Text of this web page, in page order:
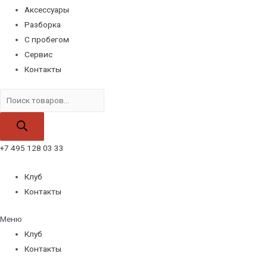
Аксессуары
Разборка
С пробегом
Сервис
Контакты
товаров
+7 495 128 03 33
Клуб
Контакты
Меню
Клуб
Контакты